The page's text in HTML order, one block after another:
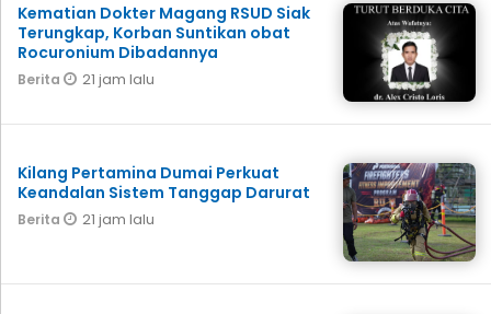
Kematian Dokter Magang RSUD Siak
Terungkap, Korban Suntikan obat
Rocuronium Dibadannya
Berita 21 jam lalu
Kilang Pertamina Dumai Perkuat
Keandalan Sistem Tanggap Darurat
Berita 21 jam lalu